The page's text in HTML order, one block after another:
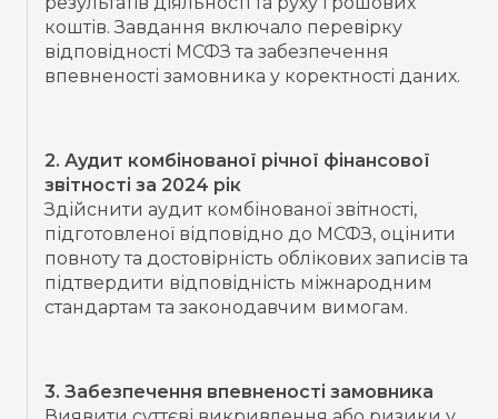
коштів. Завдання включало перевірку
відповідності МСФЗ та забезпечення
впевненості замовника у коректності даних.
2. Аудит комбінованої річної фінансової
звітності за 2024 рік
Здійснити аудит комбінованої звітності,
підготовленої відповідно до МСФЗ, оцінити
повноту та достовірність облікових записів та
підтвердити відповідність міжнародним
стандартам та законодавчим вимогам.
3. Забезпечення впевненості замовника